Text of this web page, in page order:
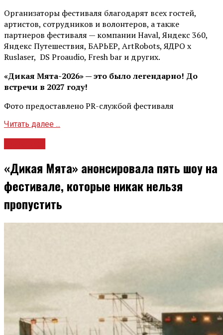
Организаторы фестиваля благодарят всех гостей,
артистов, сотрудников и волонтеров, а также
партнеров фестиваля — компании Haval, Яндекс 360,
Яндекс Путешествия, БАРЬЕР, ArtRobots, ЯДРО х
Ruslaser, DS Proaudio, Fresh bar и других.
«Дикая Мята-2026» — это было легендарно! До
встречи в 2027 году!
Фото предоставлено PR-службой фестиваля
Читать далее ...
«Дикая Мята» анонсировала пять шоу на
фестивале, которые никак нельзя
пропустить